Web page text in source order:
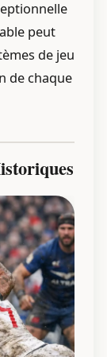
peut
de jeu
de chaque